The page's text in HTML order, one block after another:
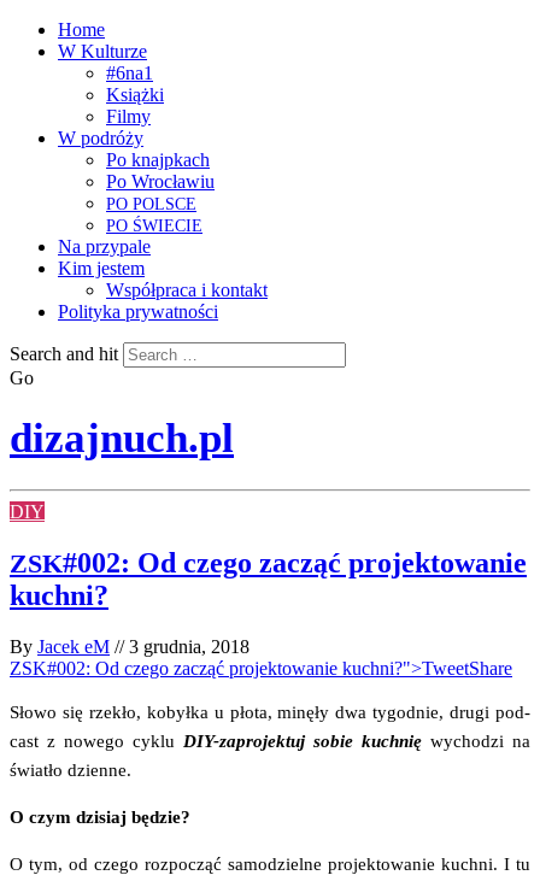
Home
W Kulturze
#6na1
Książki
Filmy
W podróży
Po knajpkach
Po Wrocławiu
PO POLSCE
PO ŚWIECIE
Na przypale
Kim jestem
Współpraca i kontakt
Polityka prywatności
Search and hit
Go
dizajnuch.pl
DIY
ZSK#002: Od czego zacząć projektowanie
kuchni?
By Jacek eM //3 grudnia, 2018
ZSK#002: Od czego zacząć projektowanie kuchni?">TweetShare
Sło­wo się rze­kło, kobył­ka u pło­ta, minę­ły dwa tygo­dnie, dru­gi pod­
cast z nowe­go cyklu DIY-zapro­jek­tuj sobie kuch­nię wycho­dzi na
świa­tło dzienne.
O czym dzi­siaj będzie?
O tym, od cze­go roz­po­cząć samo­dziel­ne pro­jek­to­wa­nie kuch­ni. I tu